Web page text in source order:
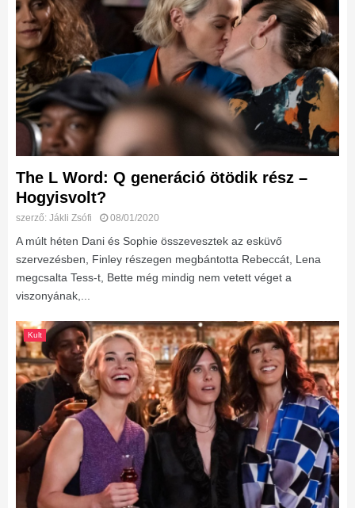
The L Word: Q generáció ötödik rész –
Hogyisvolt?
szerző: Jákli Zsófi 08/01/2020
A múlt héten Dani és Sophie összevesztek az esküvő
szervezésben, Finley részegen megbántotta Rebeccát, Lena
megcsalta Tess-t, Bette még mindig nem vetett véget a
viszonyának,...
Kult